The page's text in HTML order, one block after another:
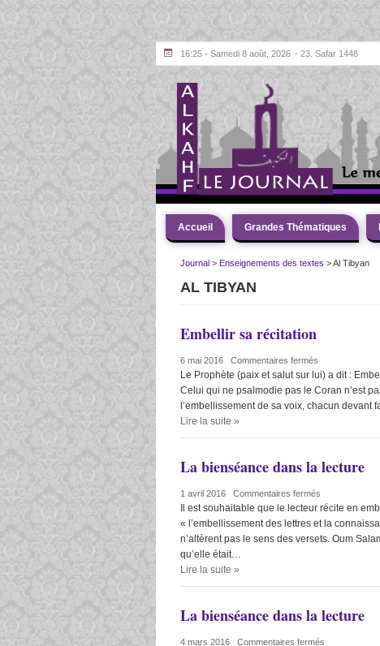
16:25 - Samedi 8 août, 2026 - 23. Safar 1448
Accueil Grandes Thématiques
Journal > Enseignements des textes >Al Tibyan
AL TIBYAN
Embellir sa récitation
6 mai 2016 Commentaires fermés
Le Prophète (paix et salut sur lui) a dit :
Celui qui ne psalmodie pas le Coran n’est
l’embellissement de sa voix, chacun
Lire la suite »
La bienséance dans la lecture
1 avril 2016 Commentaires fermés
Il est souhaitable que le lecteur récite en
« l’embellissement des lettres et la
n’altèrent pas le sens des versets. Oum
qu’elle était…
Lire la suite »
La bienséance dans la lecture
4 mars 2016 Commentaires fermés